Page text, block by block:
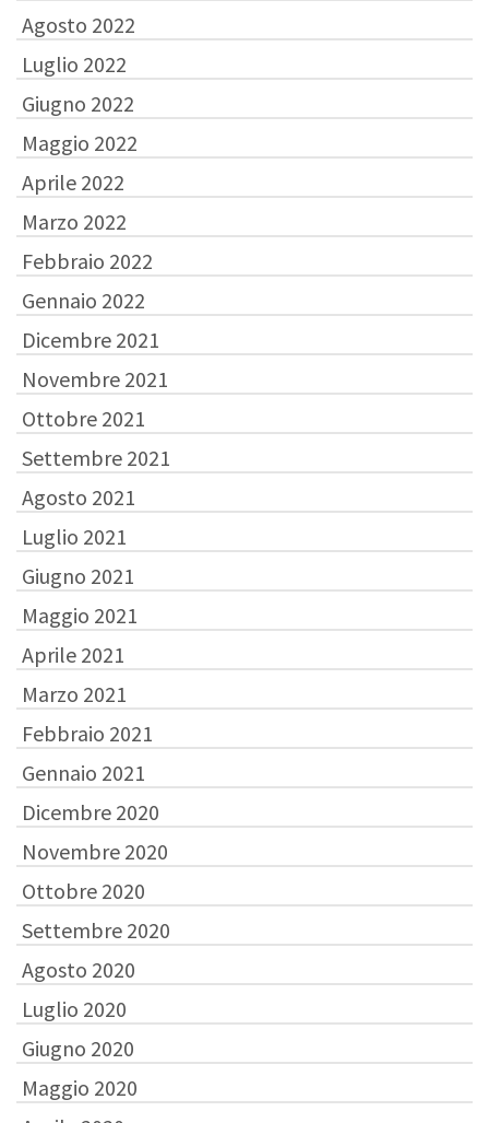
Agosto 2022
Luglio 2022
Giugno 2022
Maggio 2022
Aprile 2022
Marzo 2022
Febbraio 2022
Gennaio 2022
Dicembre 2021
Novembre 2021
Ottobre 2021
Settembre 2021
Agosto 2021
Luglio 2021
Giugno 2021
Maggio 2021
Aprile 2021
Marzo 2021
Febbraio 2021
Gennaio 2021
Dicembre 2020
Novembre 2020
Ottobre 2020
Settembre 2020
Agosto 2020
Luglio 2020
Giugno 2020
Maggio 2020